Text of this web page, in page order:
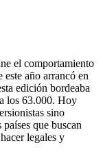
el comportamiento
año arrancó en
edición bordeaba
los 63.000. Hoy
sino
que buscan
legales y